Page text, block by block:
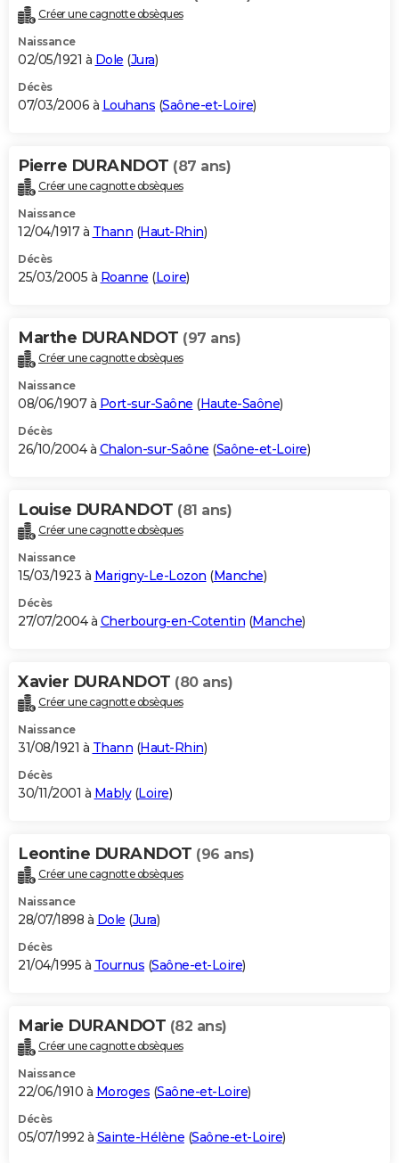
Créer une cagnotte obsèques
Naissance
02/05/1921 à Dole (Jura)
Décès
07/03/2006 à Louhans (Saône-et-Loire)
Pierre DURANDOT (87 ans)
Créer une cagnotte obsèques
Naissance
12/04/1917 à Thann (Haut-Rhin)
Décès
25/03/2005 à Roanne (Loire)
Marthe DURANDOT (97 ans)
Créer une cagnotte obsèques
Naissance
08/06/1907 à Port-sur-Saône (Haute-Saône)
Décès
26/10/2004 à Chalon-sur-Saône (Saône-et-Loire)
Louise DURANDOT (81 ans)
Créer une cagnotte obsèques
Naissance
15/03/1923 à Marigny-Le-Lozon (Manche)
Décès
27/07/2004 à Cherbourg-en-Cotentin (Manche)
Xavier DURANDOT (80 ans)
Créer une cagnotte obsèques
Naissance
31/08/1921 à Thann (Haut-Rhin)
Décès
30/11/2001 à Mably(Loire)
Leontine DURANDOT (96 ans)
Créer une cagnotte obsèques
Naissance
28/07/1898 à Dole (Jura)
Décès
21/04/1995 à Tournus (Saône-et-Loire)
Marie DURANDOT (82 ans)
Créer une cagnotte obsèques
Naissance
22/06/1910 à Moroges (Saône-et-Loire)
Décès
05/07/1992 à Sainte-Hélène (Saône-et-Loire)